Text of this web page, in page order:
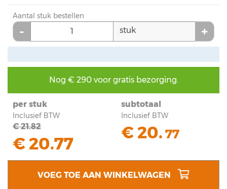
Aantal stuk bestellen
- stuk +
Nog € 290voor gratis bezorging.
per stuk
Inclusief BTW
€ 21.82
€ 20.77
subtotaal
Inclusief BTW
€20. 77
VOEG TOE AAN WINKELWAGEN